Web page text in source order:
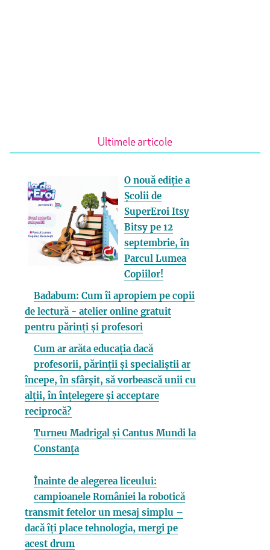
Ultimele articole
O nouă ediție a
Școlii de
SuperEroi Itsy
Bitsy pe 12
septembrie, în
Parcul Lumea
Copiilor!
Badabum: Cum îi apropiem pe copii
de lectură - atelier online gratuit
pentru părinți și profesori
Cum ar arăta educația dacă
profesorii, părinții și specialiștii ar
începe, în sfârșit, să vorbească unii cu
alții, în înțelegere și acceptare
reciprocă?
Turneu Madrigal și Cantus Mundi la
Constanța
Înainte de alegerea liceului:
campioanele României la robotică
transmit fetelor un mesaj simplu –
dacă îți place tehnologia, mergi pe
acest drum